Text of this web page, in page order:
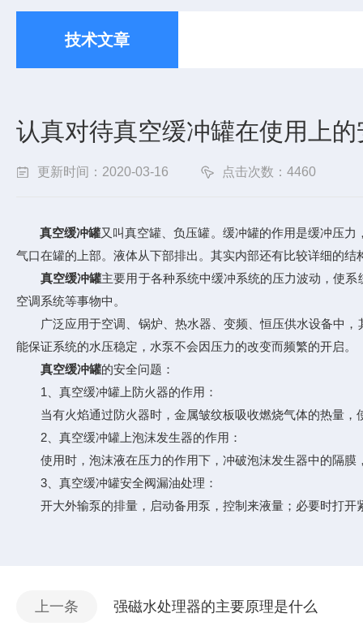
技术文章
认真对待真空缓冲罐在使用上
更新时间：2020-03-16 点击次数：4460
真空缓冲罐又叫真空罐、负压罐。缓冲罐的作用是缓冲压
气口在罐的上部。液体从下部排出。其实内部还有比较详细的结
真空缓冲罐主要用于各种系统中缓冲系统的压力波动，使
空调系统等事物中。
广泛应用于空调、锅炉、热水器、变频、恒压供水设备中，
能保证系统的水压稳定，水泵不会因压力的改变而频繁的开启。
真空缓冲罐的安全问题：
1、真空缓冲罐上防火器的作用：
当有火焰通过防火器时，金属皱纹板吸收燃烧气体的热量，
2、真空缓冲罐上泡沫发生器的作用：
使用时，泡沫液在压力的作用下，冲破泡沫发生器中的隔膜
3、真空缓冲罐安全阀漏油处理：
开大外输泵的排量，启动备用泵，控制来液量；必要时打开
上一条 强磁水处理器的主要原理是什么